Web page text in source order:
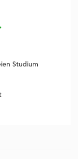
Studium